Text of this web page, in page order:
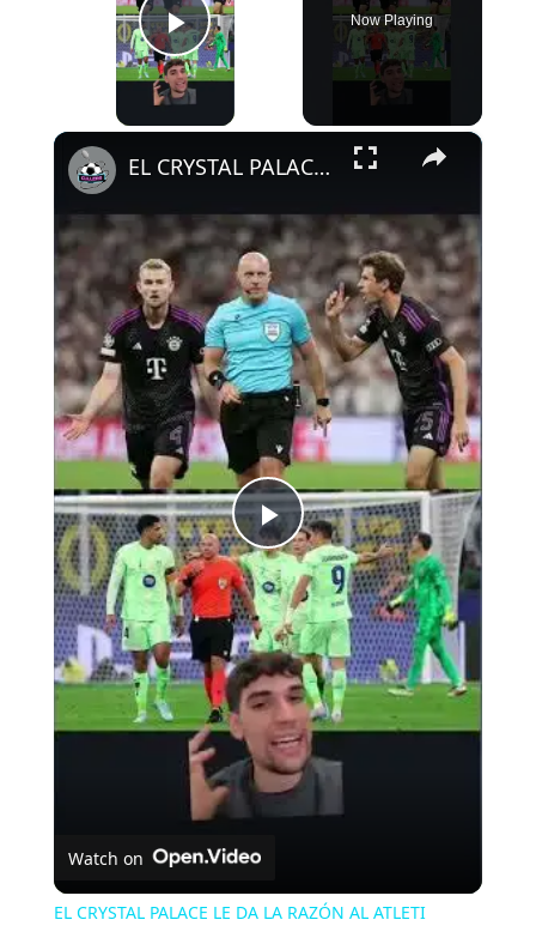
Play Video
Now Playing
×
Play
Video
EL CRYSTAL PALACE LE DA LA RAZÓN AL ATLETI
Watch on
EL CRYSTAL PALACE LE DA LA RAZÓN AL ATLETI